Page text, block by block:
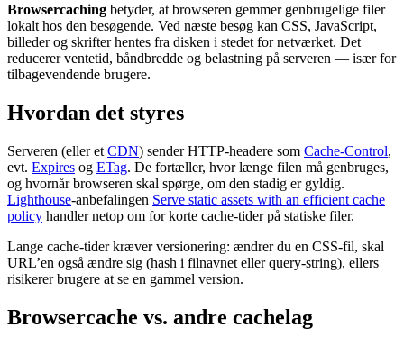
Browsercaching betyder, at browseren gemmer genbrugelige filer
lokalt hos den besøgende. Ved næste besøg kan CSS, JavaScript,
billeder og skrifter hentes fra disken i stedet for netværket. Det
reducerer ventetid, båndbredde og belastning på serveren — især for
tilbagevendende brugere.
Hvordan det styres
Serveren (eller et CDN) sender HTTP-headere som Cache-Control,
evt. Expires og ETag. De fortæller, hvor længe filen må genbruges,
og hvornår browseren skal spørge, om den stadig er gyldig.
Lighthouse-anbefalingen Serve static assets with an efficient cache
policy handler netop om for korte cache-tider på statiske filer.
Lange cache-tider kræver versionering: ændrer du en CSS-fil, skal
URL’en også ændre sig (hash i filnavnet eller query-string), ellers
risikerer brugere at se en gammel version.
Browsercache vs. andre cachelag